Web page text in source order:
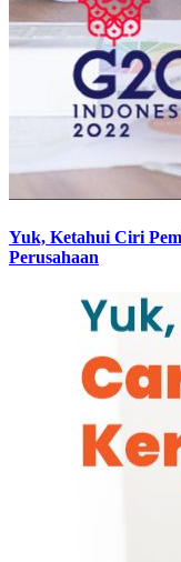
Yuk, Ketahui Ciri
Perusahaan